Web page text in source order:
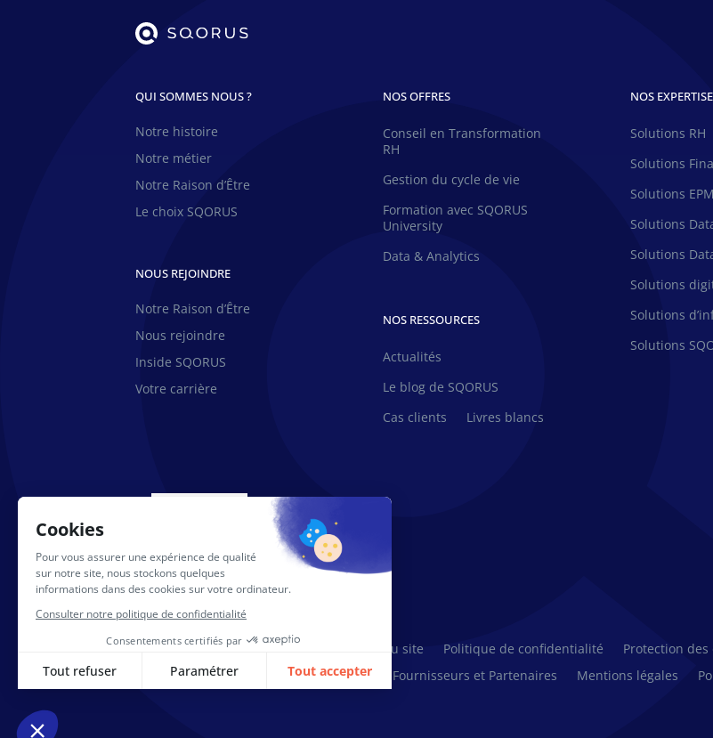
QUI SOMMES NOUS ?
Notre histoire
Notre métier
Notre Raison d’Être
Le choix SQORUS
NOUS REJOINDRE
Notre Raison d’Être
Nous rejoindre
Inside SQORUS
Votre carrière
NOS OFFRES
Conseil en Transformation
RH
Gestion du cycle de vie
Formation avec SQORUS
University
Data & Analytics
NOS RESSOURCES
Actualités
Le blog de SQORUS
Cas clients
Livres blancs
NOS
Solutions RH
Solutions
Solutions EPM
Solutions
Solutions
Solutions
Solutions
Solutions
Conditions générales d’utilisation du site Politique de confidentialité Protection des
Protection des données – Fournisseurs et Partenaires
Mentions légales